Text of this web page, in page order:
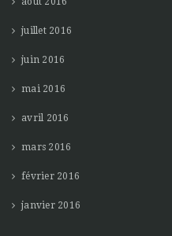
juillet 2016
juin 2016
mai 2016
avril 2016
mars 2016
février 2016
janvier 2016